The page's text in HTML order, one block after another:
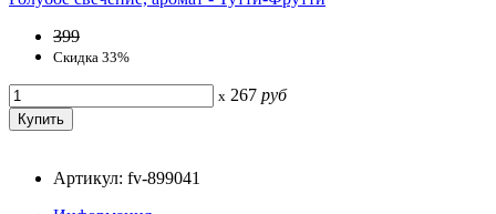
399
Скидка 33%
x 267 руб
Артикул: fv-899041